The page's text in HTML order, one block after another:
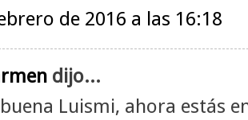
de 2016 a las 16:18
dijo...
Luismi, ahora estás